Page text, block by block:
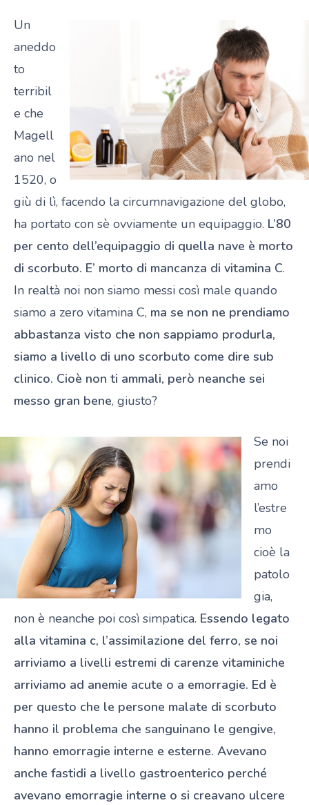
Un
aneddo
to
terribil
e che
Magell
ano nel
1520, o
giù di lì, facendo la circumnavigazione del globo,
ha portato con sè ovviamente un equipaggio. L’80
per cento dell’equipaggio di quella nave è morto
di scorbuto. E’ morto di mancanza di vitamina C.
In realtà noi non siamo messi così male quando
siamo a zero vitamina C, ma se non ne prendiamo
abbastanza visto che non sappiamo produrla,
siamo a livello di uno scorbuto come dire sub
clinico. Cioè non ti ammali, però neanche sei
messo gran bene, giusto?
Se noi
prendi
amo
l’estre
mo
cioè la
patolo
gia,
non è neanche poi così simpatica. Essendo legato
alla vitamina c, l’assimilazione del ferro, se noi
arriviamo a livelli estremi di carenze vitaminiche
arriviamo ad anemie acute o a emorragie. Ed è
per questo che le persone malate di scorbuto
hanno il problema che sanguinano le gengive,
hanno emorragie interne e esterne. Avevano
anche fastidi a livello gastroenterico perché
avevano emorragie interne o si creavano ulcere